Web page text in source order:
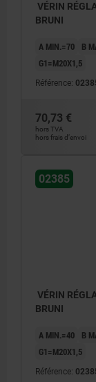
VÉRIN
BRUNI
A MIN.=70 B
G1=M20X1,5
Référence:
70,73 €
hors TVA
hors frais d’envoi
02385
VÉRIN
BRUNI
A MIN.=40 B
G1=M20X1,5
Référence: